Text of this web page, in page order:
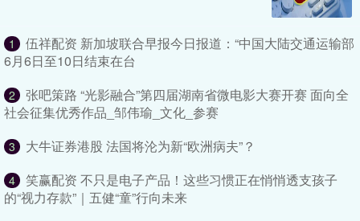
1
伍祥配资 新加坡联合早报今日报道：“中国大陆交通运输部
6月6日至10日结束在台
2
张吧策路 “光影融合”第四届湖南省微电影大赛开赛 面向全
社会征集优秀作品_邹伟瑜_文化_参赛
3 大牛证券港股 法国将沦为新“欧洲病夫”？
4
笑赢配资 不只是电子产品！这些习惯正在悄悄透支孩子
的“视力存款”｜五健“童”行向未来